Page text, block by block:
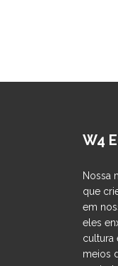
W4
Nossa
que
em
eles
cultura
meios